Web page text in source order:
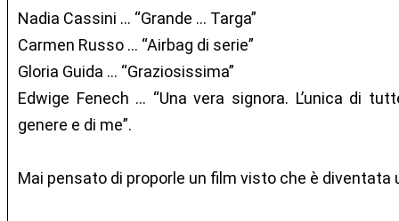
Nadia Cassini … “Grande … Targa”
Carmen Russo … “Airbag di serie”
Gloria Guida … “Graziosissima”
Edwige Fenech … “Una vera signora. L’unica di
genere e di me”.
Mai pensato di proporle un film visto che è diventata